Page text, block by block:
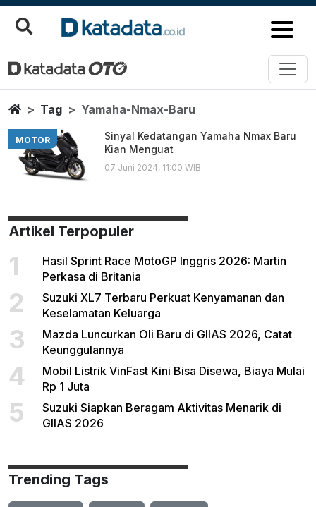
Yamaha Nmax Baru
Berita Terbaru
HomeTag Yamaha-Nmax-Baru
MOTOR
Sinyal Kedatangan Yamaha Nmax Baru
Kian Menguat
07 Juni 2024, 11:00 WIB
Artikel Terpopuler
1
Hasil Sprint Race MotoGP Inggris 2026: Martin
Perkasa di Britania
2
Suzuki XL7 Terbaru Perkuat Kenyamanan dan
Keselamatan Keluarga
3
Mazda Luncurkan Oli Baru di GIIAS 2026, Catat
Keunggulannya
4
Mobil Listrik VinFast Kini Bisa Disewa, Biaya Mulai
Rp 1 Juta
5
Suzuki Siapkan Beragam Aktivitas Menarik di
GIIAS 2026
Trending Tags